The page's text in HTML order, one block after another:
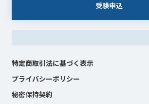
受験申込
特定商取引法に基づく表示
プライバシーポリシー
秘密保持契約